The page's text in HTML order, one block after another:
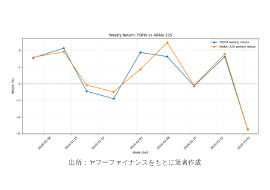
出所：ヤフーファイナンスをもとに筆者作成